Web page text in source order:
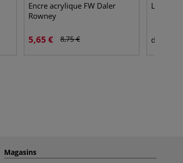
Encre acrylique FW Daler
Rowney
5,65 € 8,75 €
Liant
dès
Magasins